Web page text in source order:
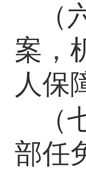
案，
人保
部任